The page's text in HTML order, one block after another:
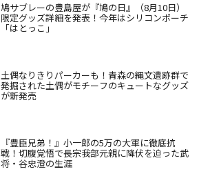
鳩サブレーの豊島屋が『鳩の日』（8月10日）
限定グッズ詳細を発表！今年はシリコンポーチ
「はとっこ」
土偶なりきりパーカーも！青森の縄文遺跡群で
発掘された土偶がモチーフのキュートなグッズ
が新発売
『豊臣兄弟！』小一郎の5万の大軍に徹底抗
戦！切腹覚悟で長宗我部元親に降伏を迫った武
将・谷忠澄の生涯